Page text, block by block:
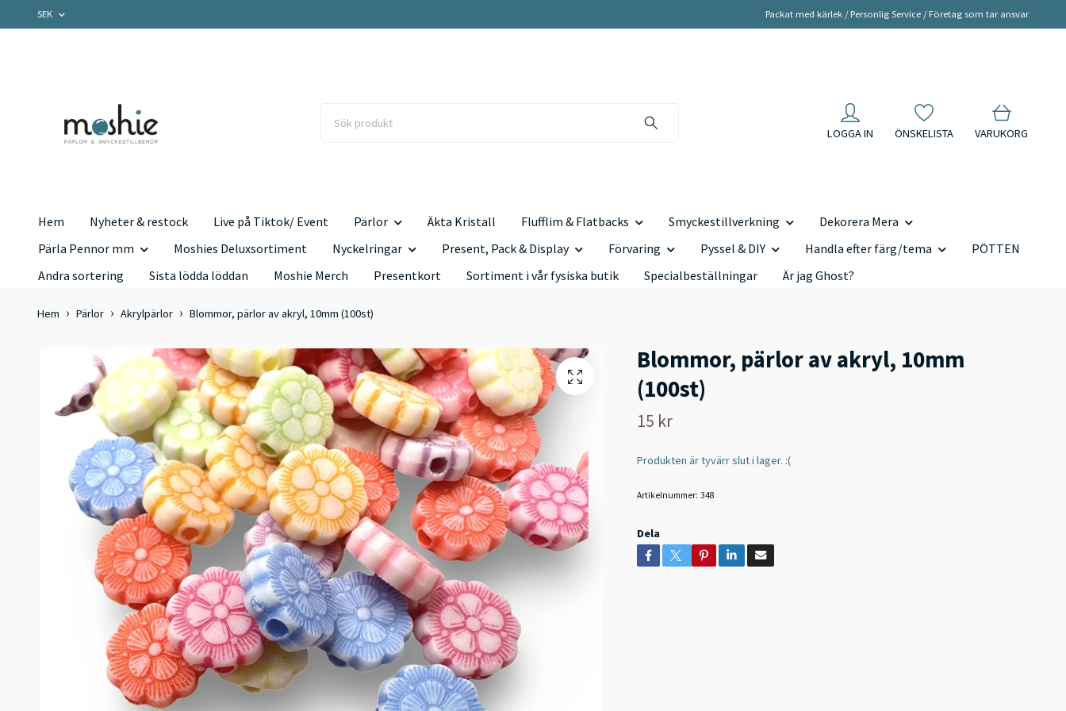
SEK Packat med kärlek / Personlig Service / Företag som tar ansvar
LOGGA IN ÖNSKELISTA VARUKORG
Hem Nyheter & restock Live på Tiktok/ Event Pärlor Äkta Kristall Flufflim & Flatbacks Smyckestillverkning
Dekorera Mera
Pärla Pennor mm
Moshies Deluxsortiment Nyckelringar Present, Pack & Display Förvaring Pyssel & DIY Handla efter färg/tema
PÖTTEN
Andra sortering
Sista lödda löddan Moshie Merch Presentkort Sortiment i vår fysiska butik Specialbeställningar Är jag Ghost?
Hem Pärlor Akrylpärlor Blommor, pärlor av akryl, 10mm (100st)
Blommor, pärlor av akryl, 10mm
(100st)
15 kr
Produkten är tyvärr slut i lager. :(
Artikelnummer: 348
Dela